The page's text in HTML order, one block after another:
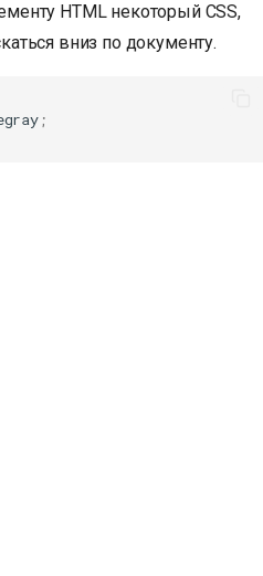
HTML некоторый CSS,
вниз по документу.
;